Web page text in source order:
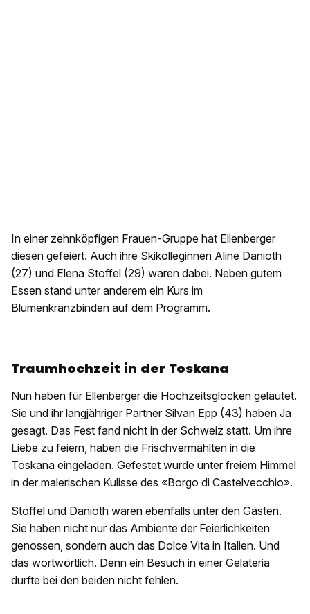
In einer zehnköpfigen Frauen-Gruppe hat Ellenberger
diesen gefeiert. Auch ihre Skikolleginnen Aline Danioth
(27) und Elena Stoffel (29) waren dabei. Neben gutem
Essen stand unter anderem ein Kurs im
Blumenkranzbinden auf dem Programm.
Traumhochzeit in der Toskana
Nun haben für Ellenberger die Hochzeitsglocken geläutet.
Sie und ihr langjähriger Partner Silvan Epp (43) haben Ja
gesagt. Das Fest fand nicht in der Schweiz statt. Um ihre
Liebe zu feiern, haben die Frischvermählten in die
Toskana eingeladen. Gefestet wurde unter freiem Himmel
in der malerischen Kulisse des «Borgo di Castelvecchio».
Stoffel und Danioth waren ebenfalls unter den Gästen.
Sie haben nicht nur das Ambiente der Feierlichkeiten
genossen, sondern auch das Dolce Vita in Italien. Und
das wortwörtlich. Denn ein Besuch in einer Gelateria
durfte bei den beiden nicht fehlen.